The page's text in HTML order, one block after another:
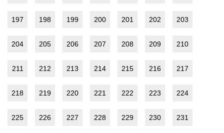
197 198 199 200 201 202 203
204 205 206 207 208 209 210
211 212 213 214 215 216 217
218 219 220 221 222 223 224
225 226 227 228 229 230 231